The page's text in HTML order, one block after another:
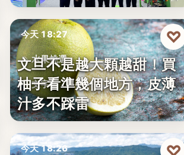
今天 18:27
水果挑選
文字
文旦不是越大顆越甜！買
柚子看準幾個地方，皮薄
汁多不踩雷
♡
今天 18:26 ♡